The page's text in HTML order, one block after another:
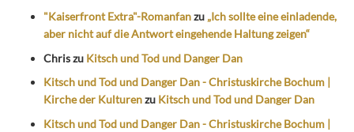
"Kaiserfront Extra"-Romanfanzu „Ich sollte eine einladende,
aber nicht auf die Antwort eingehende Haltung zeigen“
Chriszu Kitsch und Tod und Danger Dan
Kitsch und Tod und Danger Dan - Christuskirche Bochum |
Kirche der Kulturenzu Kitsch und Tod und Danger Dan
Kitsch und Tod und Danger Dan - Christuskirche Bochum |